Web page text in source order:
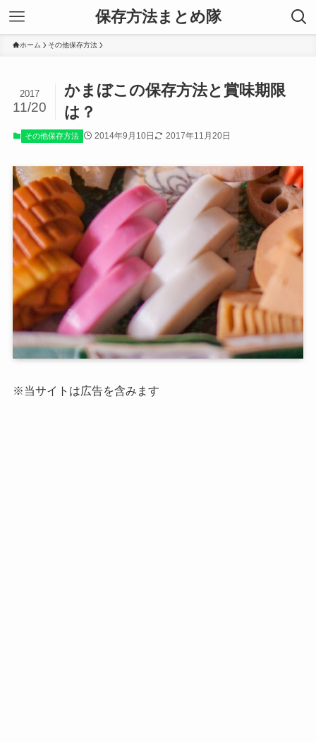
保存方法まとめ隊
ホーム その他保存方法
かまぼこの保存方法と賞味期限
は？
2017
11/20
その他保存方法 2014年9月10日 2017年11月20日
※当サイトは広告を含みます